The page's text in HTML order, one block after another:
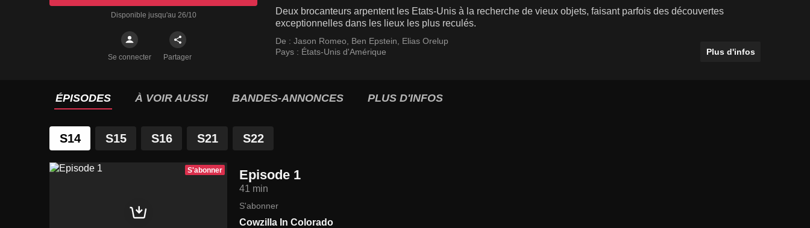
Disponible jusqu'au 26/10
Se connecter Partager
Deux brocanteurs arpentent les Etats-Unis à la recherche de vieux objets, faisant parfois des découvertes
exceptionnelles dans les lieux les plus reculés.
De : Jason Romeo Ben Epstein
Elias Orelup
Pays : États-Unis d'Amérique Plus d'infos
ÉPISODES À VOIR AUSSI BANDES-ANNONCES PLUS D'INFOS
S14 S15 S16 S21 S22
S'abonner Episode 1
41 min
S'abonner
Cowzilla In Colorado